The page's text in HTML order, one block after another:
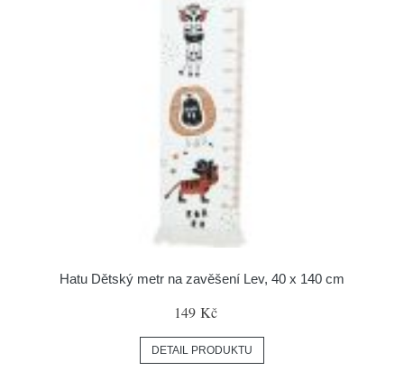
Hatu Dětský metr na zavěšení Lev, 40 x 140 cm
149 Kč
DETAIL PRODUKTU